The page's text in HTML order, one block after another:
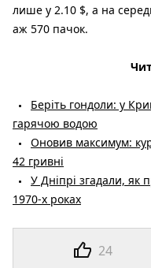
24
лише у 2.10 $, а на
аж 570 пачок.
Беріть гондоли: у
гарячою водою
Оновив максимум:
42 гривні
У Дніпрі згадали, як
1970-х роках